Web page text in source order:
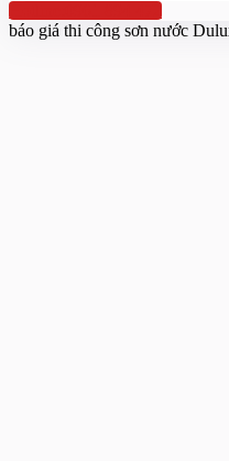
Hotline:0961 894 472
báo giá thi công sơn nước